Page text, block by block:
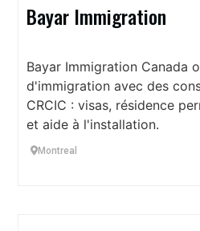
Bayar Immigration
Bayar Immigration Canada
d'immigration avec des
CRCIC : visas, résidence
et aide à l'installation.
Montreal